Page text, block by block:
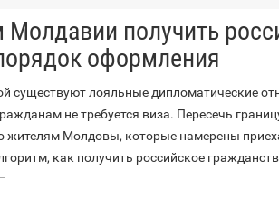
получить
оформления
существуют лояльные дипломатические
не требуется виза. Пересечь
жителям Молдовы, которые намерены
как получить российское